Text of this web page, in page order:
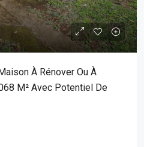
À Rénover Ou À
M² Avec Potentiel De